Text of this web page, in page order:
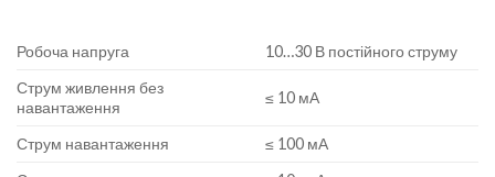
Робоча напруга
10…30 В постійного струму
Струм живлення без
навантаження
≤ 10 мА
Струм навантаження
≤ 100 мА